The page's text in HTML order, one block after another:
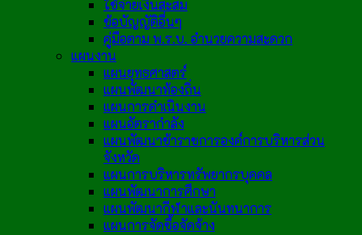
ใช้จ่ายเงินสะสม
ข้อบัญญัติอื่นๆ
คู่มือตาม พ.ร.บ. อำนวยความสะดวก
แผนงาน
แผนยุทธศาสตร์
แผนพัฒนาท้องถิ่น
แผนการดำเนินงาน
แผนอัตรากำลัง
แผนพัฒนาข้าราชการองค์การบริหารส่วน
จังหวัด
แผนการบริหารทรัพยากรบุคคล
แผนพัฒนาการศึกษา
แผนพัฒนากีฬาและนันทนาการ
แผนการจัดซื้อจัดจ้าง